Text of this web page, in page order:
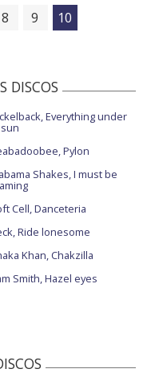
8 9 10
DISCOS
Everything under
Pylon
Shakes, I must be
Cell, Danceteria
Ride lonesome
Khan, Chakzilla
Smith, Hazel eyes